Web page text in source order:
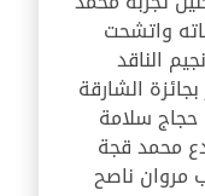
واتشحت
الناقد
الشارقة
حجاج سلامة
محمد قجة
مروان ناصح